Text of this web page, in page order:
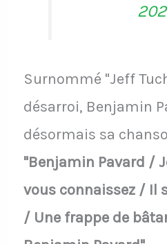
Surnommé "Jeff
désarroi, Benjamin
désormais sa
"Benjamin Pavard /
vous connaissez / Il
/ Une frappe de